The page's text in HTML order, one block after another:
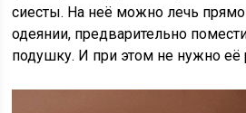
сиесты. На неё можно лечь
одеянии, предварительно
подушку. И при этом не нужно её